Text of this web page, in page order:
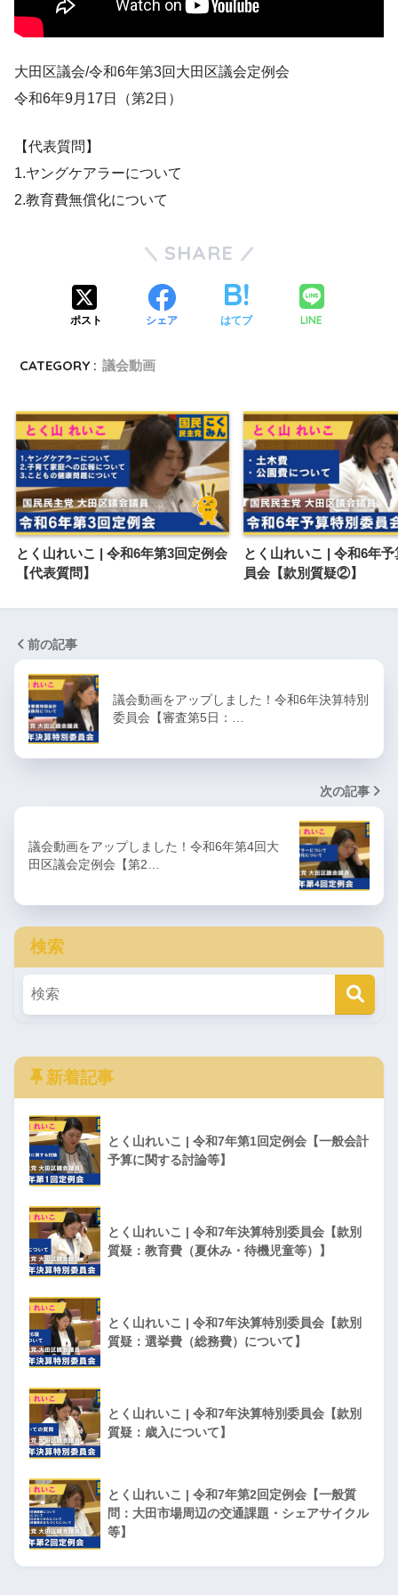
大田区議会/令和6年第3回大田区議会定例会
令和6年9月17日（第2日）
【代表質問】
1.ヤングケアラーについて
2.教育費無償化について
SHARE
ポスト シェア はてブ LINE
CATEGORY : 議会動画
とく山れいこ | 令和6年第3回定例会
【代表質問】
とく山れいこ | 令和6年
員会【款別質疑②】
前の記事
議会動画をアップしました！令和6年決算特別
委員会【審査第5日：…
次の記事
議会動画をアップしました！令和6年第4回大
田区議会定例会【第2…
検索
新着記事
とく山れいこ | 令和7年第1回定例会【一般会計
予算に関する討論等】
とく山れいこ | 令和7年決算特別委員会【款別
質疑：教育費（夏休み・待機児童等）】
とく山れいこ | 令和7年決算特別委員会【款別
質疑：選挙費（総務費）について】
とく山れいこ | 令和7年決算特別委員会【款別
質疑：歳入について】
とく山れいこ | 令和7年第2回定例会【一般質
問：大田市場周辺の交通課題・シェアサイクル
等】